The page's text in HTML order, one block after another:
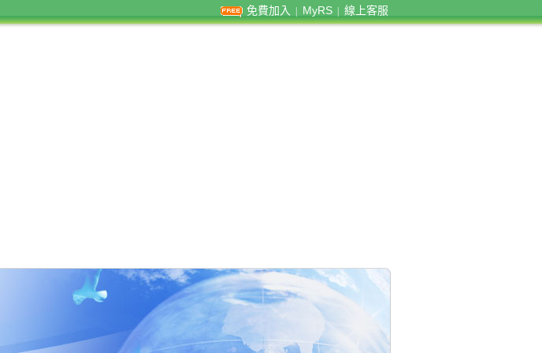
免費加入 MyRS 線上客服